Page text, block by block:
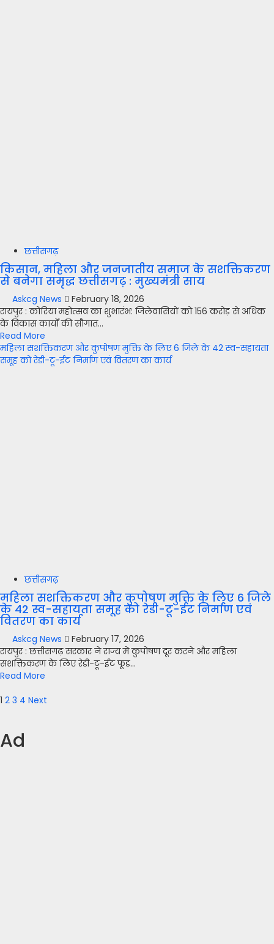
छत्तीसगढ़
किसान, महिला और जनजातीय समाज के सशक्तिकरण
से बनेगा समृद्ध छत्तीसगढ़ : मुख्यमंत्री साय
Askcg News
February 18, 2026
रायपुर : कोरिया महोत्सव का शुभारंभ: जिलेवासियों को 156 करोड़ से अधिक
के विकास कार्यों की सौगात...
Read More
महिला सशक्तिकरण और कुपोषण मुक्ति के लिए 6 जिले के 42 स्व-सहायता
समूह को रेडी-टू-ईट निर्माण एवं वितरण का कार्य
छत्तीसगढ़
महिला सशक्तिकरण और कुपोषण मुक्ति के लिए 6 जिले
के 42 स्व-सहायता समूह को रेडी-टू-ईट निर्माण एवं
वितरण का कार्य
Askcg News
February 17, 2026
रायपुर : छत्तीसगढ़ सरकार ने राज्य में कुपोषण दूर करने और महिला
सशक्तिकरण के लिए रेडी-टू-ईट फूड...
Read More
Posts
1 2 3 4 Next
Ad